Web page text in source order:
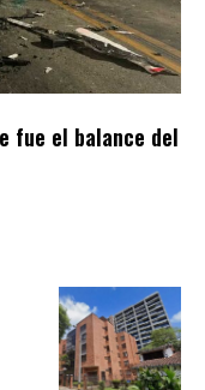
fue el balance del